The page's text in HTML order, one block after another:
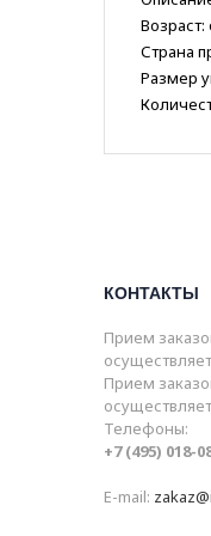
Возраст:
Страна
Размер
КОНТАКТЫ
Прием
Прием
Телефоны:
+7 (495) 018-
E-mail: